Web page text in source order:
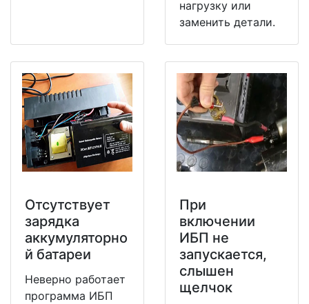
нагрузку или
заменить детали.
Отсутствует
зарядка
аккумуляторно
й батареи
Неверно работает
программа ИБП
При
включении
ИБП не
запускается,
слышен
щелчок